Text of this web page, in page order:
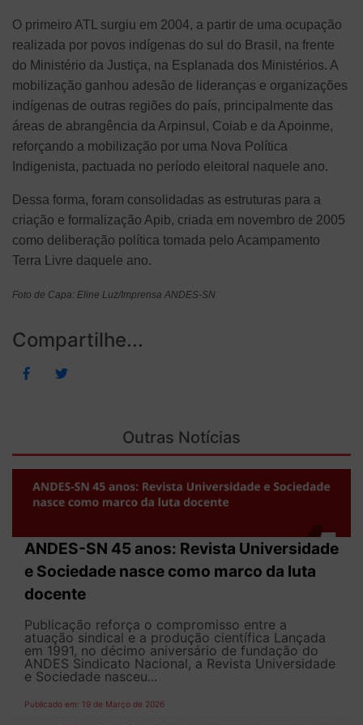
O primeiro ATL surgiu em 2004, a partir de uma ocupação
realizada por povos indígenas do sul do Brasil, na frente
do Ministério da Justiça, na Esplanada dos Ministérios. A
mobilização ganhou adesão de lideranças e organizações
indígenas de outras regiões do país, principalmente das
áreas de abrangência da Arpinsul, Coiab e da Apoinme,
reforçando a mobilização por uma Nova Política
Indigenista, pactuada no período eleitoral naquele ano.
Dessa forma, foram consolidadas as estruturas para a
criação e formalização Apib, criada em novembro de 2005
como deliberação política tomada pelo Acampamento
Terra Livre daquele ano.
Foto de Capa: Eline Luz/Imprensa ANDES-SN
Compartilhe...
Outras Notícias
ANDES-SN 45 anos: Revista Universidade
e Sociedade nasce como marco da luta
docente
Publicação reforça o compromisso entre a
atuação sindical e a produção científica Lançada
em 1991, no décimo aniversário de fundação do
ANDES Sindicato Nacional, a Revista Universidade
e Sociedade nasceu...
Publicado em: 19 de Março de 2026